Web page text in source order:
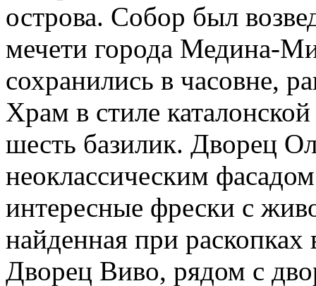
острова. Собор был
мечети города Медина-
сохранились в часовне,
Храм в стиле
шесть базилик. Дворец
неоклассическим
интересные фрески с
найденная при
Дворец Виво, рядом с